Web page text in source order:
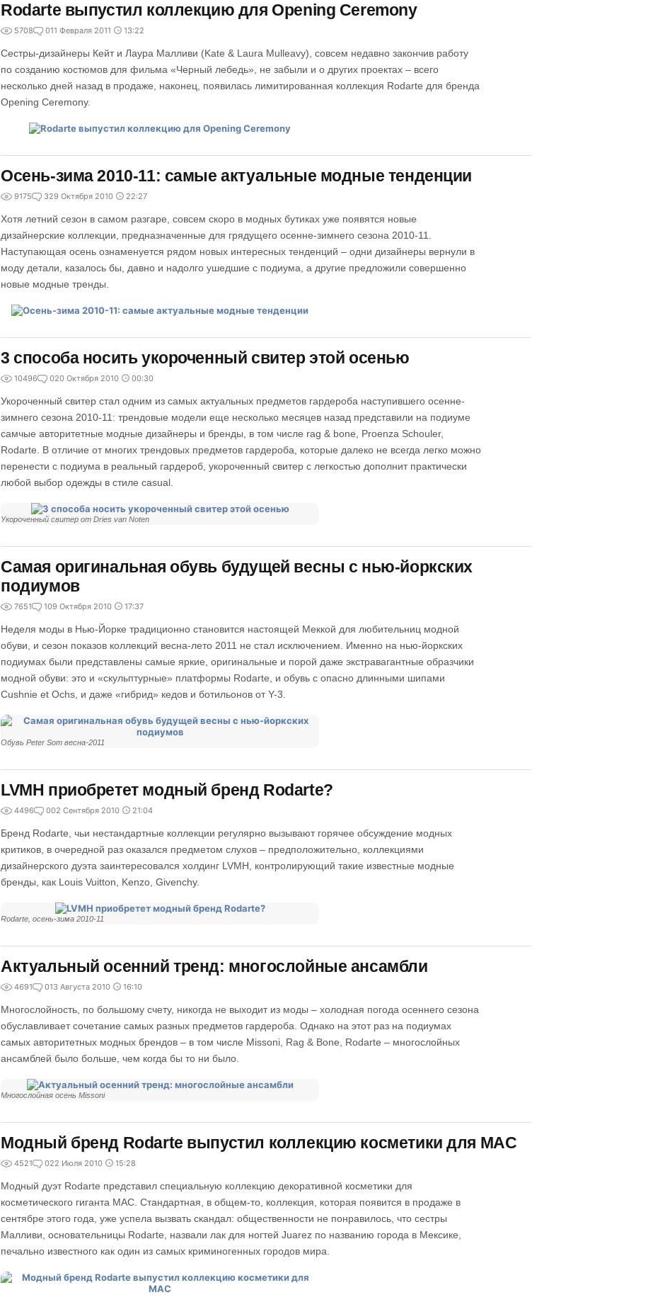
Rodarte выпустил коллекцию для Opening Ceremony
5708 011 Февраля 2011 13:22
Сестры-дизайнеры Кейт и Лаура Малливи (Kate & Laura Mulleavy), совсем недавно закончив работу
по созданию костюмов для фильма «Черный лебедь», не забыли и о других проектах – всего
несколько дней назад в продаже, наконец, появилась лимитированная коллекция Rodarte для бренда
Opening Ceremony.
Осень-зима 2010-11: самые актуальные модные тенденции
9175 329 Октября 2010 22:27
Хотя летний сезон в самом разгаре, совсем скоро в модных бутиках уже появятся новые
дизайнерские коллекции, предназначенные для грядущего осенне-зимнего сезона 2010-11.
Наступающая осень ознаменуется рядом новых интересных тенденций – одни дизайнеры вернули в
моду детали, казалось бы, давно и надолго ушедшие с подиума, а другие предложили совершенно
новые модные тренды.
3 способа носить укороченный свитер этой осенью
10496 020 Октября 2010 00:30
Укороченный свитер стал одним из самых актуальных предметов гардероба наступившего осенне-
зимнего сезона 2010-11: трендовые модели еще несколько месяцев назад представили на подиуме
самчые авторитетные модные дизайнеры и бренды, в том числе rag & bone, Proenza Schouler,
Rodarte. В отличие от многих трендовых предметов гардероба, которые далеко не всегда легко можно
перенести с подиума в реальный гардероб, укороченный свитер с легкостью дополнит практически
любой выбор одежды в стиле casual.
Укороченный свитер от Dries van Noten
Самая оригинальная обувь будущей весны с нью-йоркских
подиумов
7651 109 Октября 2010 17:37
Неделя моды в Нью-Йорке традиционно становится настоящей Меккой для любительниц модной
обуви, и сезон показов коллекций весна-лето 2011 не стал исключением. Именно на нью-йоркских
подиумах были представлены самые яркие, оригинальные и порой даже экстравагантные образчики
модной обуви: это и «скульптурные» платформы Rodarte, и обувь с опасно длинными шипами
Cushnie et Ochs, и даже «гибрид» кедов и ботильонов от Y-3.
Обувь Peter Som весна-2011
LVMH приобретет модный бренд Rodarte?
4496 002 Сентября 2010 21:04
Бренд Rodarte, чьи нестандартные коллекции регулярно вызывают горячее обсуждение модных
критиков, в очередной раз оказался предметом слухов – предположительно, коллекциями
дизайнерского дуэта заинтересовался холдинг LVMH, контролирующий такие известные модные
бренды, как Louis Vuitton, Kenzo, Givenchy.
Rodarte, осень-зима 2010-11
Актуальный осенний тренд: многослойные ансамбли
4691 013 Августа 2010 16:10
Многослойность, по большому счету, никогда не выходит из моды – холодная погода осеннего сезона
обуславливает сочетание самых разных предметов гардероба. Однако на этот раз на подиумах
самых авторитетных модных брендов – в том числе Missoni, Rag & Bone, Rodarte – многослойных
ансамблей было больше, чем когда бы то ни было.
Многослойная осень Missoni
Модный бренд Rodarte выпустил коллекцию косметики для MAC
4521 022 Июля 2010 15:28
Модный дуэт Rodarte представил специальную коллекцию декоративной косметики для
косметического гиганта MAC. Стандартная, в общем-то, коллекция, которая появится в продаже в
сентябре этого года, уже успела вызвать скандал: общественности не понравилось, что сестры
Малливи, основательницы Rodarte, назвали лак для ногтей Juarez по названию города в Мексике,
печально известного как один из самых криминогенных городов мира.